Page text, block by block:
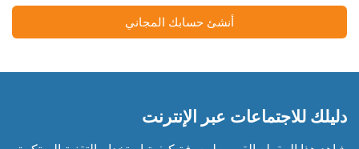
أنشئ حسابك المجاني
دليلك للاجتماعات عبر الإنترنت